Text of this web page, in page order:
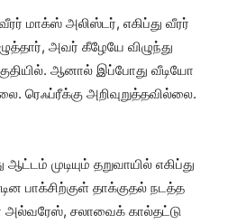
மாக்ஸ் அலிஸ்டர், எகிப்து வீரர்
அவர் கீழேயே விழுந்து
ஆனால் இப்போது வீடியோ
ரெஃப்ரீக்கு அறிவுறுத்தவில்லை.
முடியும் தறுவாயில் எகிப்து
பாக்சிற்குள் தாக்குதல் நடத்த
சலாவைக் கால்தட்டு